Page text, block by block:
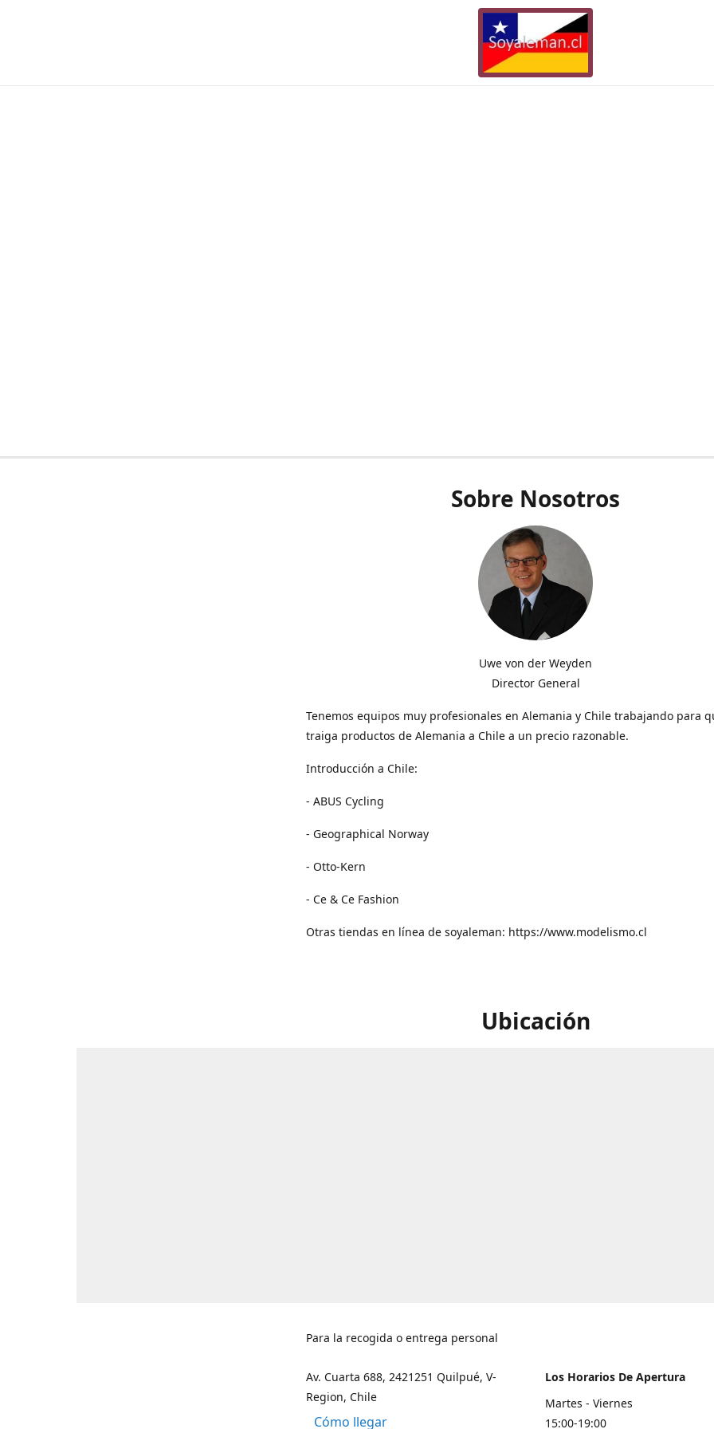
Sobre Nosotros
Uwe von der Weyden
Director General
Tenemos equipos muy profesionales en Alemania y Chile trabajando para
traiga productos de Alemania a Chile a un precio razonable.
Introducción a Chile:
- ABUS Cycling
- Geographical Norway
- Otto-Kern
- Ce & Ce Fashion
Otras tiendas en línea de soyaleman: https://www.modelismo.cl
Ubicación
Para la recogida o entrega personal
Av. Cuarta 688, 2421251 Quilpué, V-
Region, Chile
Cómo llegar
Los Horarios De Apertura
Martes - Viernes
15:00-19:00